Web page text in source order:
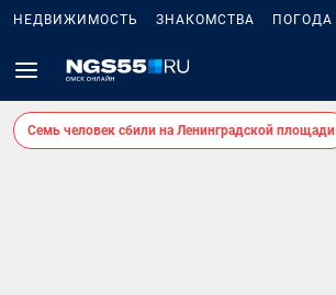
НЕДВИЖИМОСТЬ ЗНАКОМСТВА ПОГОДА
Семь человек сбили на Ленинградской площади